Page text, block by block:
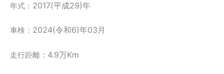
年式： 2017(平成29)年
車検： 2024(令和6)年03月
走行距離： 4.9万Km